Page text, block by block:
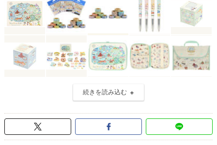
続きを読み込む